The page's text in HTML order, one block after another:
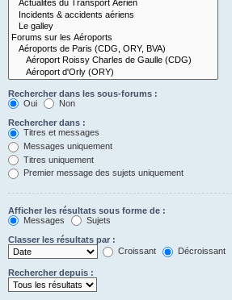
Rechercher dans les sous-forums :
Oui
Non
Rechercher dans :
Titres et messages
Messages uniquement
Titres uniquement
Premier message des sujets uniquement
Afficher les résultats sous forme de :
Messages
Sujets
Classer les résultats par :
Croissant
Décroissant
Rechercher depuis :